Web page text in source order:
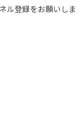
ル登録をお願いしま